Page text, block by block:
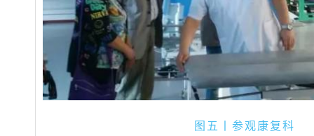
图五丨参观康复科